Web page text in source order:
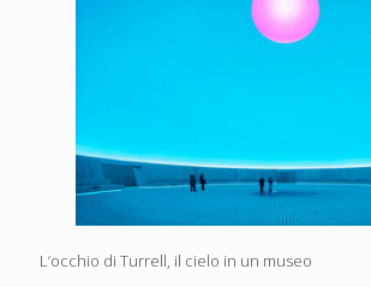
L’occhio di Turrell, il cielo in un museo